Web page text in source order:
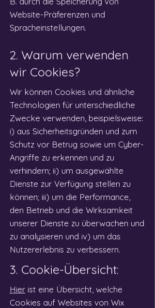
Website-Präferenzen und
Spracheinstellungen.
2. Warum verwenden
wir Cookies?
Wir können Cookies und ähnliche
Technologien für unterschiedliche
Zwecke verwenden, beispielsweise:
i) aus Sicherheitsgründen und zum
Schutz vor Betrug sowie um Cyber-
Angriffe zu erkennen und zu
verhindern; ii) um ausgewählte
Dienste zur Verfügung stellen zu
können; iii) um die Performance,
den Betrieb und die Wirksamkeit
unserer Dienste zu überwachen und
zu analysieren und iv) um das
Nutzererlebnis zu verbessern.
3. Cookie-Übersicht:
Hier ist eine Übersicht, welche
Cookies auf Websites von Wix